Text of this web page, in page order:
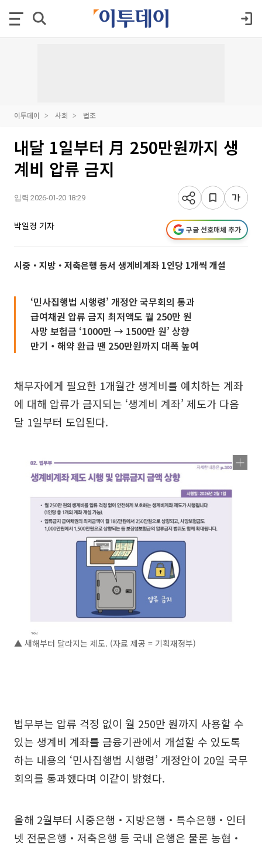
이투데이 사회 법조
내달 1일부터 月 250만원까지 생
계비 압류 금지
입력 2026-01-20 18:29
박일경 기자 구글 선호매체 추가
시중‧지방‧저축은행 등서 생계비계좌 1인당 1개씩 개설
‘민사집행법 시행령’ 개정안 국무회의 통과
급여채권 압류 금지 최저액도 월 250만 원
사망 보험금 ‘1000만 → 1500만 원’ 상향
만기‧해약 환급 땐 250만원까지 대폭 높여
채무자에게 필요한 1개월간 생계비를 예치하는 계좌
에 대해 압류가 금지되는 ‘생계비 계좌’ 제도가 다음
달 1일부터 도입된다.
▲ 새해부터 달라지는 제도. (자료 제공 = 기획재정부)
법무부는 압류 걱정 없이 월 250만 원까지 사용할 수
있는 생계비 계좌를 금융기관에서 개설할 수 있도록
하는 내용의 ‘민사집행법 시행령’ 개정안이 20일 국무
회의를 통과했다며 이같이 밝혔다.
올해 2월부터 시중은행‧지방은행‧특수은행‧인터
넷 전문은행‧저축은행 등 국내 은행은 물론 농협‧